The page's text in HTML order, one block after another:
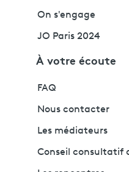
On s'engage
JO Paris 2024
À votre écoute
FAQ
Nous contacter
Les médiateurs
Conseil consultatif